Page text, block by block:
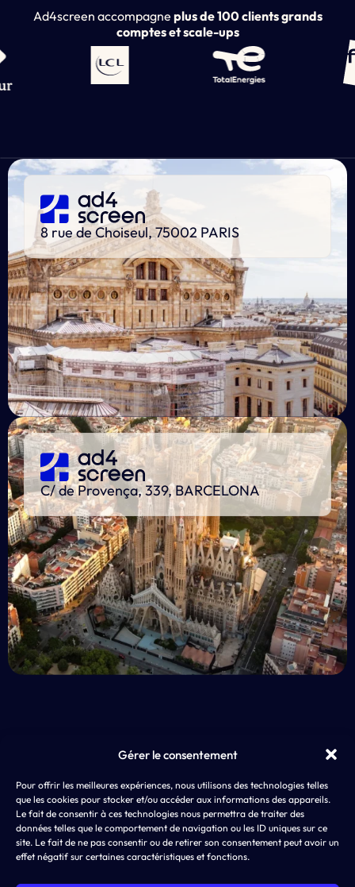
Gérer le consentement
Pour offrir les meilleures expériences, nous utilisons des technologies telles
que les cookies pour stocker et/ou accéder aux informations des appareils.
Le fait de consentir à ces technologies nous permettra de traiter des
données telles que le comportement de navigation ou les ID uniques sur ce
site. Le fait de ne pas consentir ou de retirer son consentement peut avoir un
effet négatif sur certaines caractéristiques et fonctions.
Ad4screen accompagne plus de 100 clients grands
comptes et scale-ups
8 rue de Choiseul, 75002 PARIS
C/ de Provença, 339, BARCELONA
AD4SCREEN
8 rue de Choiseul
75002 PARIS
App
SEA